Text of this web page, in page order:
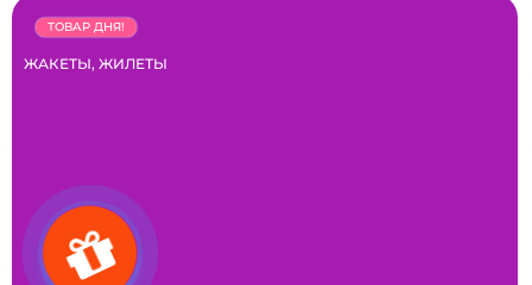
ЖАКЕТЫ, ЖИЛЕТЫ
ТОВАР ДНЯ!